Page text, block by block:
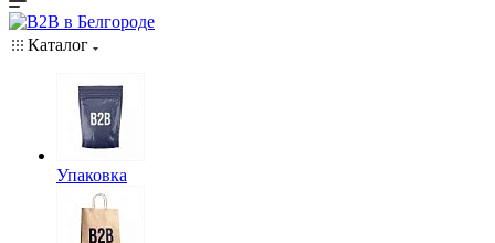
Каталог
Упаковка